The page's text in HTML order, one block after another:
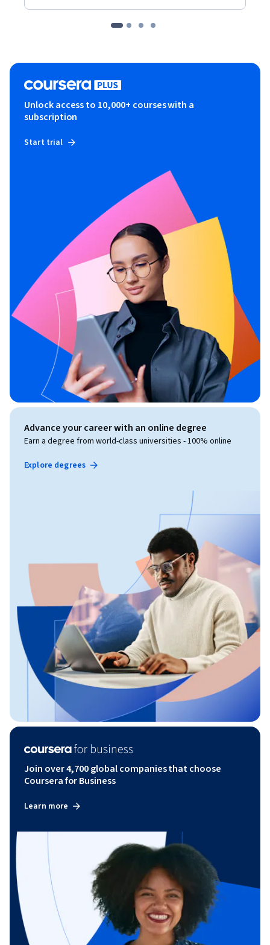
Unlock access to 10,000+ courses with a
subscription
Start trial
Advance your career with an online degree
Earn a degree from world-class universities - 100% online
Explore degrees
Join over 4,700 global companies that choose
Coursera for Business
Learn more